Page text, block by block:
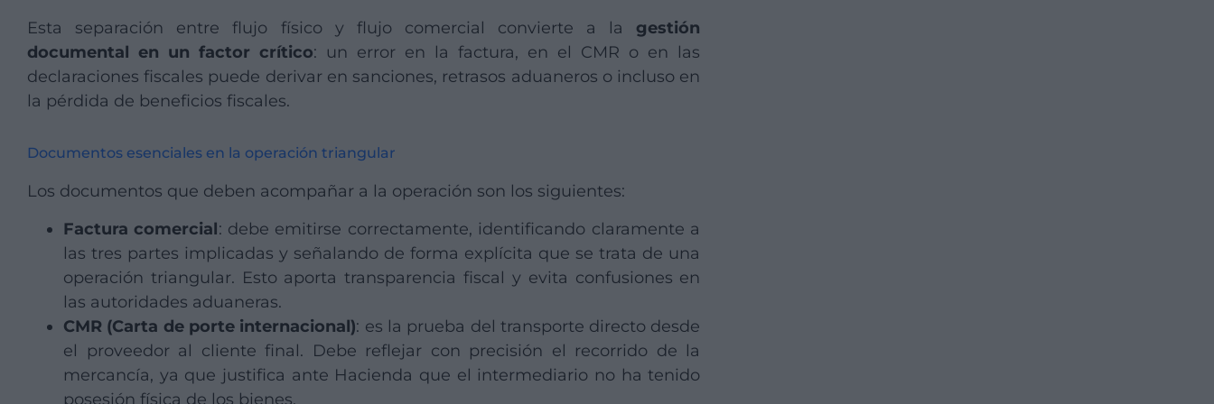
Esta separación entre flujo físico y flujo comercial convierte a la gestión
documental en un factor crítico: un error en la factura, en el CMR o en las
declaraciones fiscales puede derivar en sanciones, retrasos aduaneros o incluso en
la pérdida de beneficios fiscales.
Documentos esenciales en la operación triangular
Los documentos que deben acompañar a la operación son los siguientes:
Factura comercial: debe emitirse correctamente, identificando claramente a
las tres partes implicadas y señalando de forma explícita que se trata de una
operación triangular. Esto aporta transparencia fiscal y evita confusiones en
las autoridades aduaneras.
CMR (Carta de porte internacional): es la prueba del transporte directo desde
el proveedor al cliente final. Debe reflejar con precisión el recorrido de la
mercancía, ya que justifica ante Hacienda que el intermediario no ha tenido
posesión física de los bienes.